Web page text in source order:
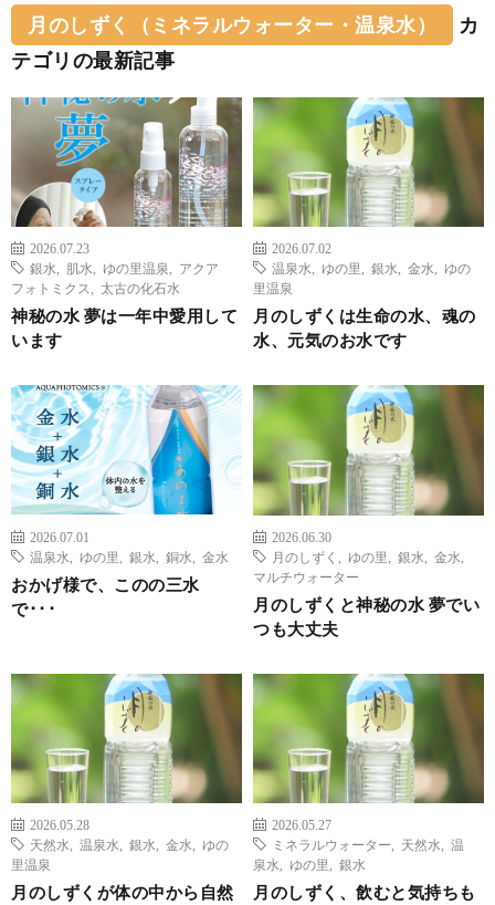
月のしずく（ミネラルウォーター・温泉水）
カ
テゴリの最新記事
2026.07.23
銀水
肌水 ゆの里温泉
アクア
フォトミクス
太古の化石水
神秘の水 夢は一年中愛用して
います
2026.07.02
温泉水
ゆの里 銀水 金水
ゆの
里温泉
月のしずくは生命の水、魂の
水、元気のお水です
2026.07.01
温泉水
ゆの里 銀水 銅水 金水
おかげ様で、このの三水
で･･･
2026.06.30
月のしずく
ゆの里 銀水 金水
マルチウォーター
月のしずくと神秘の水 夢でい
つも大丈夫
2026.05.28
天然水
温泉水 銀水 金水
ゆの
里温泉
月のしずくが体の中から自然
2026.05.27
ミネラルウォーター
天然水
温
泉水
ゆの里 銀水
月のしずく、飲むと気持ちも